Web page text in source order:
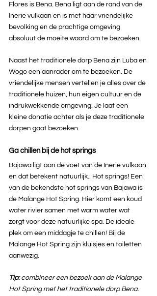
Flores is Bena. Bena ligt aan de rand van de
Inerie vulkaan en is met haar vriendelijke
bevolking en de prachtige omgeving
absoluut de moeite waard om te bezoeken.
Naast het traditionele dorp Bena zijn Luba en
Wogo een aanrader om te bezoeken. De
vriendelijke mensen vertellen je alles over de
traditionele huizen, hun eigen cultuur en de
indrukwekkende omgeving. Je laat een
kleine donatie achter als je deze traditionele
dorpen gaat bezoeken.
Ga chillen bij de hot springs
Bajawa ligt aan de voet van de Inerie vulkaan
en dat betekent natuurlijk.. Hot springs! Een
van de bekendste hot springs van Bajawa is
de Malange Hot Spring. Hier komt een koud
water rivier samen met warm water wat
zorgt voor deze natuurlijke spa. De ideale
plek om een middagje te chillen! Bij de
Malange Hot Spring zijn kluisjes en toiletten
aanwezig.
Tip: combineer een bezoek aan de Malange
Hot Spring met het traditionele dorp Bena.